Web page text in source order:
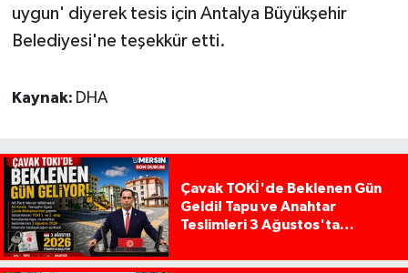
uygun' diyerek tesis için Antalya Büyükşehir
Belediyesi'ne teşekkür etti.
Kaynak: DHA
Çavak TOKİ'de Beklenen Gün
Geldi! Tapu ve Anahtar
Teslimleri 3 Ağustos'ta